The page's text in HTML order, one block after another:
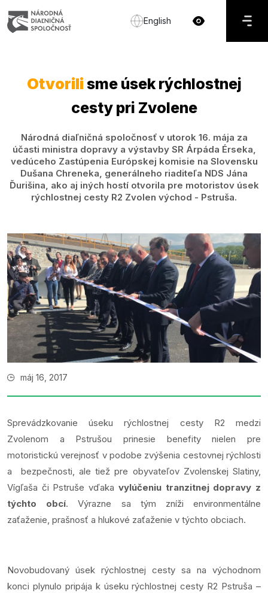
English
Otvorili sme úsek rýchlostnej
cesty pri Zvolene
Národná diaľničná spoločnosť v utorok 16. mája za
účasti ministra dopravy a výstavby SR Árpáda Érseka,
vedúceho Zastúpenia Európskej komisie na Slovensku
Dušana Chreneka, generálneho riaditeľa NDS Jána
Ďurišina, ako aj iných hostí otvorila pre motoristov úsek
rýchlostnej cesty R2 Zvolen východ - Pstruša.
máj 16, 2017
Sprevádzkovanie úseku rýchlostnej cesty R2 medzi
Zvolenom a Pstrušou prinesie benefity nielen pre
motoristickú verejnosť v podobe zvýšenia cestovnej rýchlosti
a bezpečnosti, ale tiež pre obyvateľov Zvolenskej Slatiny,
Vígľaša či Pstruše vďaka vylúčeniu tranzitnej dopravy z
týchto obcí. Výrazne sa tým zníži environmentálne
zaťaženie, prašnosť a hlukové zaťaženie v týchto obciach.
Novobudovaný úsek rýchlostnej cesty sa na východnom
konci plynulo pripája k úseku rýchlostnej cesty R2 Pstruša –